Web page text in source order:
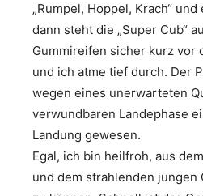
„Rumpel, Hoppel, Krach“
dann steht die „Super Cub“
Gummireifen sicher kurz vor
und ich atme tief durch. Der
wegen eines unerwarteten
verwundbaren Landephase
Landung gewesen.
Egal, ich bin heilfroh, aus
und dem strahlenden jungen